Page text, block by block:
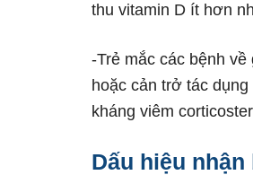
thu vitamin D ít hơn
-Trẻ mắc các bệnh
hoặc cản trở tác
kháng viêm
Dấu hiệu